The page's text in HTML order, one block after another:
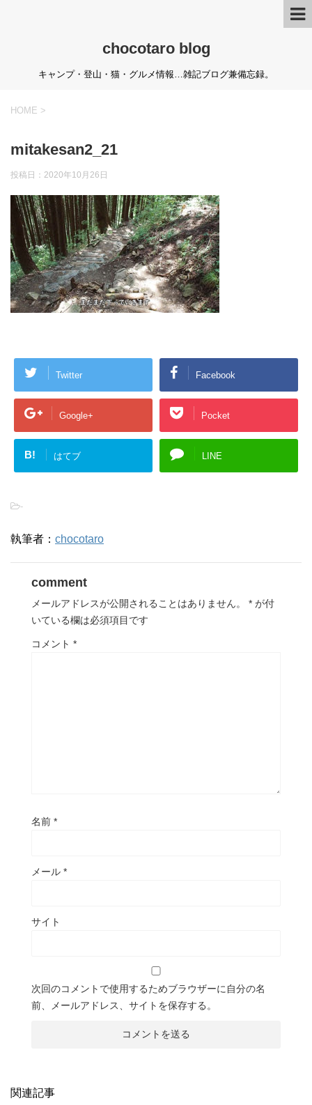
chocotaro blog
キャンプ・登山・猫・グルメ情報…雑記ブログ兼備忘録。
HOME >
mitakesan2_21
投稿日： 2020年10月26日
Twitter Facebook
Google+ Pocket
B! はてブ LINE
-
執筆者： chocotaro
comment
メールアドレスが公開されることはありません。 * が付
いている欄は必須項目です
コメント *
名前 *
メール *
サイト
次回のコメントで使用するためブラウザーに自分の名
前、メールアドレス、サイトを保存する。
関連記事